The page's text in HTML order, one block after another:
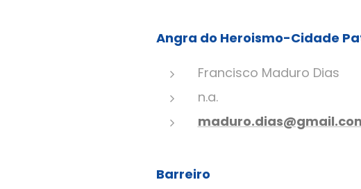
Angra do Heroismo-Cidade
Francisco Maduro Dias
n.a.
Barreiro